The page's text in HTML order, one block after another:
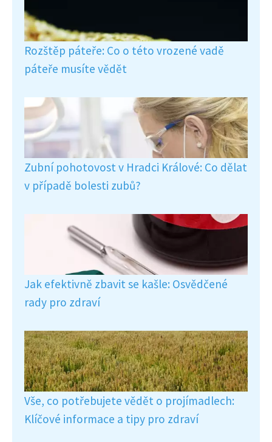
Rozštěp páteře: Co o této vrozené vadě
páteře musíte vědět
Zubní pohotovost v Hradci Králové: Co dělat
v případě bolesti zubů?
Jak efektivně zbavit se kašle: Osvědčené
rady pro zdraví
Vše, co potřebujete vědět o projímadlech:
Klíčové informace a tipy pro zdraví